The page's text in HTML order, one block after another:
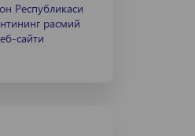
Республикаси
расмий
сайти